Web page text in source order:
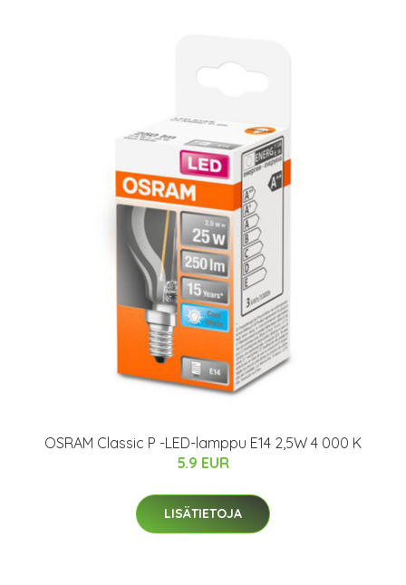
OSRAM Classic P -LED-lamppu E14 2,5W 4 000 K
5.9 EUR
LISÄTIETOJA